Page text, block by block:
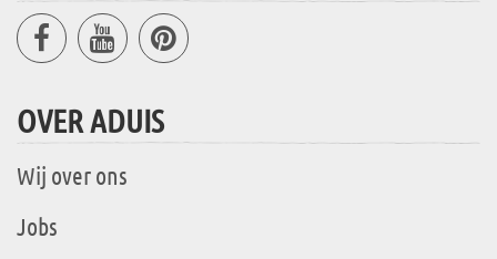
OVER ADUIS
Wij over ons
Jobs